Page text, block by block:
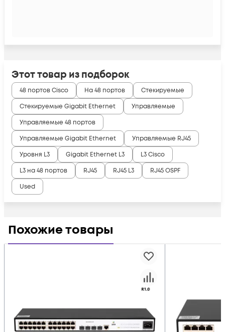
Этот товар из подборок
48 портов Cisco На 48 портов
Стекируемые
Стекируемые Gigabit Ethernet
Управляемые
Управляемые 48 портов
Управляемые Gigabit Ethernet
Управляемые RJ45
Уровня L3
Gigabit Ethernet L3
L3 Cisco
L3 на 48 портов
RJ45 RJ45 L3
RJ45 OSPF
Used
Похожие товары